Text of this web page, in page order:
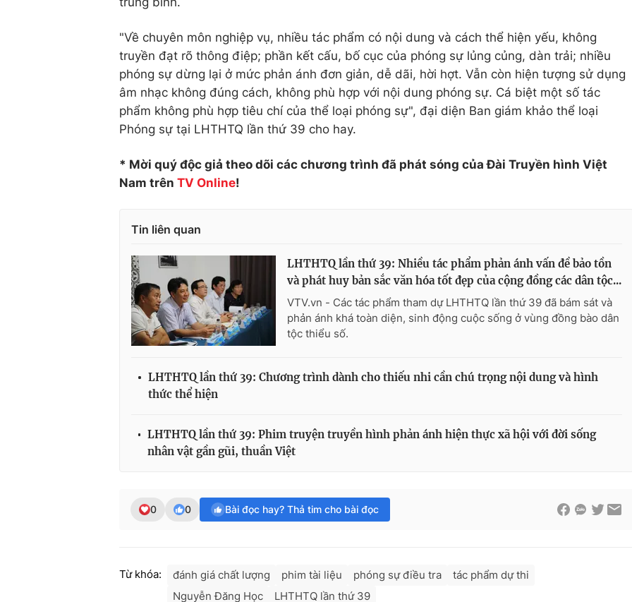
"Về chuyên môn nghiệp vụ, nhiều tác phẩm có nội dung và cách thể hiện yếu, không
truyền đạt rõ thông điệp; phần kết cấu, bố cục của phóng sự lủng củng, dàn trải; nhiều
phóng sự dừng lại ở mức phản ánh đơn giản, dễ dãi, hời hợt. Vẫn còn hiện tượng sử dụng
âm nhạc không đúng cách, không phù hợp với nội dung phóng sự. Cá biệt một số tác
phẩm không phù hợp tiêu chí của thể loại phóng sự", đại diện Ban giám khảo thể loại
Phóng sự tại LHTHTQ lần thứ 39 cho hay.
* Mời quý độc giả theo dõi các chương trình đã phát sóng của Đài Truyền hình Việt
Nam trên TV Online!
Tin liên quan
LHTHTQ lần thứ 39: Nhiều tác phẩm phản ánh vấn đề bảo tồn
và phát huy bản sắc văn hóa tốt đẹp của cộng đồng các dân tộc...
VTV.vn - Các tác phẩm tham dự LHTHTQ lần thứ 39 đã bám sát và
phản ánh khá toàn diện, sinh động cuộc sống ở vùng đồng bào dân
tộc thiểu số.
LHTHTQ lần thứ 39: Chương trình dành cho thiếu nhi cần chú trọng nội dung và hình
thức thể hiện
LHTHTQ lần thứ 39: Phim truyện truyền hình phản ánh hiện thực xã hội với đời sống
nhân vật gần gũi, thuần Việt
0 0 Bài đọc hay? Thả tim cho bài đọc
Từ khóa: đánh giá chất lượng phim tài liệu phóng sự điều tra
tác phẩm dự thi
Nguyễn Đăng Học
LHTHTQ lần thứ 39